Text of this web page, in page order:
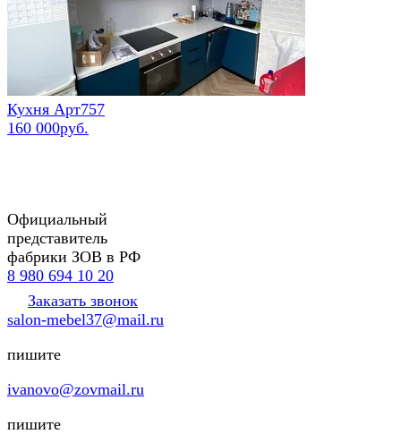
Кухня Арт757
160 000руб.
Официальный
представитель
фабрики ЗОВ в РФ
8 980 694 10 20
Заказать звонок
salon-mebel37@mail.ru
пишите
ivanovo@zovmail.ru
пишите